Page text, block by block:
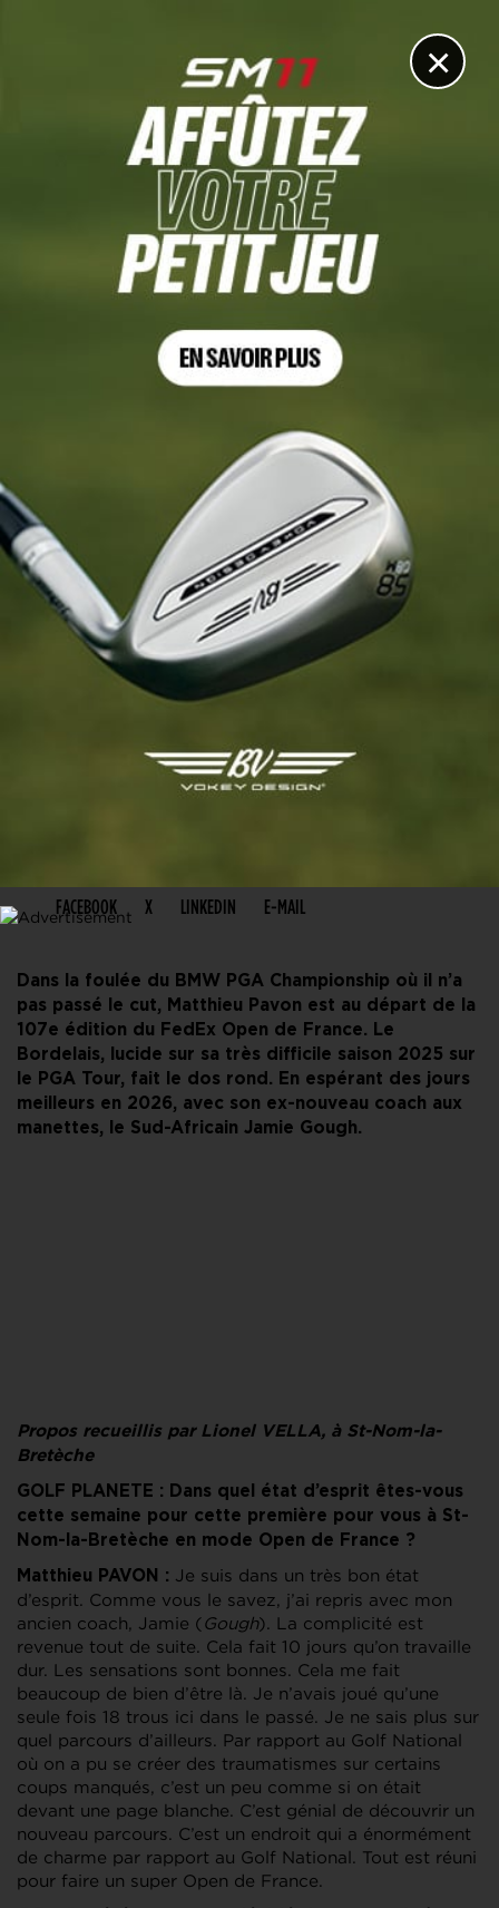
×
FACEBOOK X LINKEDIN E-MAIL
Dans la foulée du BMW PGA Championship où il n’a
pas passé le cut, Matthieu Pavon est au départ de la
107e édition du FedEx Open de France. Le
Bordelais, lucide sur sa très difficile saison 2025 sur
le PGA Tour, fait le dos rond. En espérant des jours
meilleurs en 2026, avec son ex-nouveau coach aux
manettes, le Sud-Africain Jamie Gough.
Propos recueillis par Lionel VELLA, à St-Nom-la-
Bretèche
GOLF PLANETE : Dans quel état d’esprit êtes-vous
cette semaine pour cette première pour vous à St-
Nom-la-Bretèche en mode Open de France ?
Matthieu PAVON : Je suis dans un très bon état
d’esprit. Comme vous le savez, j’ai repris avec mon
ancien coach, Jamie (Gough). La complicité est
revenue tout de suite. Cela fait 10 jours qu’on travaille
dur. Les sensations sont bonnes. Cela me fait
beaucoup de bien d’être là. Je n’avais joué qu’une
seule fois 18 trous ici dans le passé. Je ne sais plus sur
quel parcours d’ailleurs. Par rapport au Golf National
où on a pu se créer des traumatismes sur certains
coups manqués, c’est un peu comme si on était
devant une page blanche. C’est génial de découvrir un
nouveau parcours. C’est un endroit qui a énormément
de charme par rapport au Golf National. Tout est réuni
pour faire un super Open de France.